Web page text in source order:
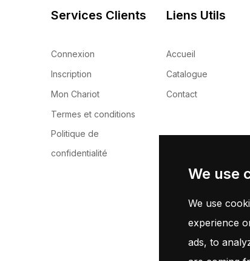
We use
We use
experience
ads, to
Services Clients
Connexion
Inscription
Mon Chariot
Termes et conditions
Politique de
confidentialité
Liens Utils
Accueil
Catalogue
Contact